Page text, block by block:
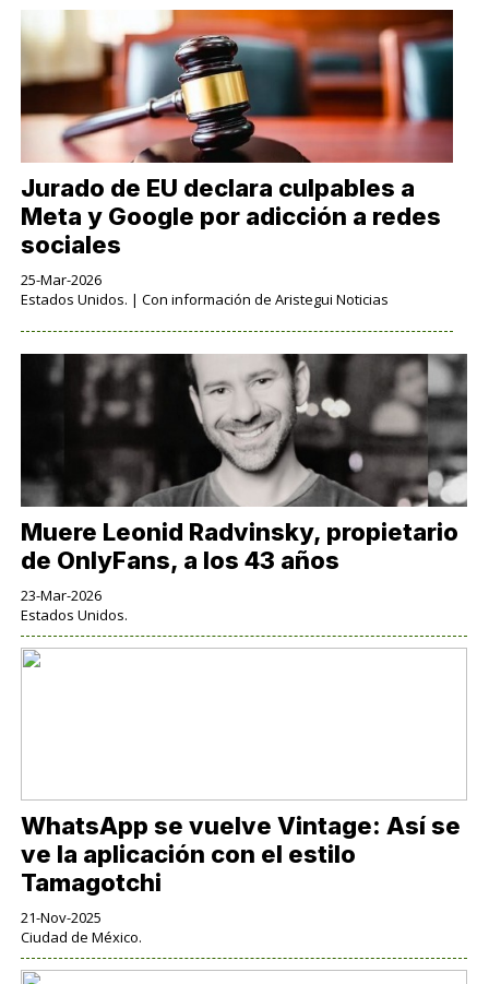
Jurado de EU declara culpables a
Meta y Google por adicción a redes
sociales
25-Mar-2026
Estados Unidos. | Con información de Aristegui Noticias
Muere Leonid Radvinsky, propietario
de OnlyFans, a los 43 años
23-Mar-2026
Estados Unidos.
WhatsApp se vuelve Vintage: Así se
ve la aplicación con el estilo
Tamagotchi
21-Nov-2025
Ciudad de México.